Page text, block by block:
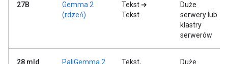
27B
Gemma 2
(rdzeń)
Tekst ➔
Tekst
Duże
serwery lub
klastry
serwerów
28 mld PaliGemma 2
Tekst,
Duże